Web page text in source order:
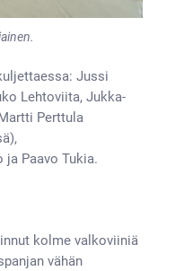
Jussi
Lehtoviita, Jukka-
Perttula
Paavo Tukia.
kolme valkoviiniä
vähän